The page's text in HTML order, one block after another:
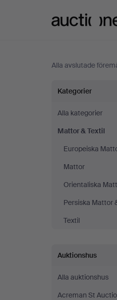
Alla avslutade
Mattor
&
Textil
på
Kategorier
Alla kategorier
Mattor & Textil
Europeiska
Mattor
Orientaliska
Persiska Mattor
Textil
Auktionshus
Alla auktionshus
Acreman St